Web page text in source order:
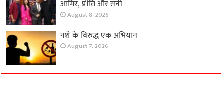
आमिर, प्रीति और सनी
August 8, 2026
नशे के विरुद्ध एक अभियान
August 7, 2026